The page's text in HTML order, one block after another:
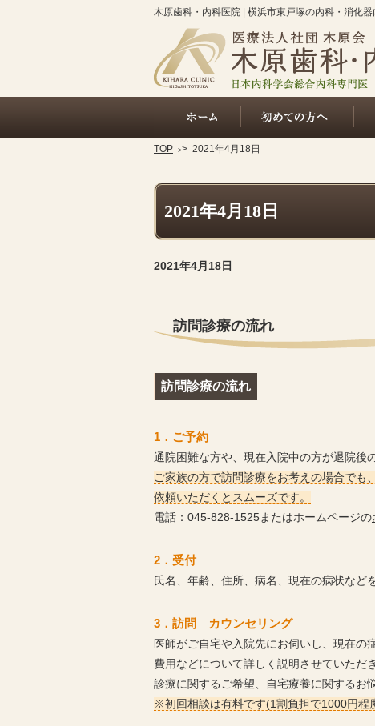
2021年4月18日
木原歯科・内科医院 | 横浜市東戸塚の内科・消化
2021年4月18日
訪問診療の流れ
訪問診療の流れ
1．ご予約
通院困難な方や、現在入院中の方が退院後
ご家族の方で訪問診療をお考えの場合でも
依頼いただくとスムーズです。
電話：045-828-1525またはホームページの
2．受付
氏名、年齢、住所、病名、現在の病状など
3．訪問 カウンセリング
医師がご自宅や入院先にお伺いし、現在の
費用などについて詳しく説明させていただ
診療に関するご希望、自宅療養に関するお
※初回相談は有料です(1割負担で1000円程
TOP > 2021年4月18日